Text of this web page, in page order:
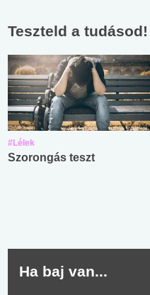
Teszteld a tudásod!
#Lélek
Szorongás teszt
Ha baj van...